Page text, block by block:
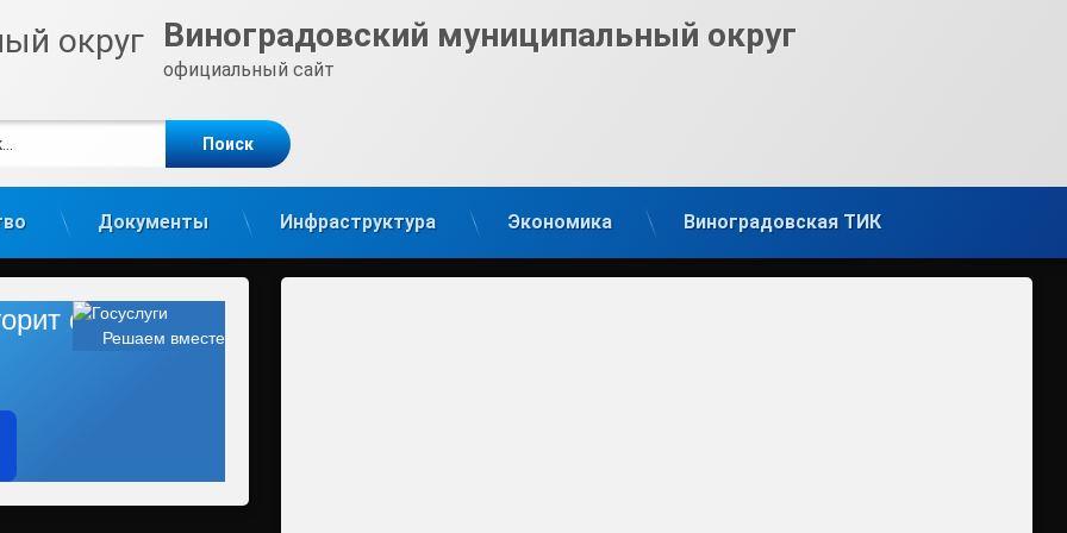
Виноградовский муниципальный округ
официальный сайт
Документы Инфраструктура Экономика Виноградовская ТИК
Решаем вместе
фонарь?